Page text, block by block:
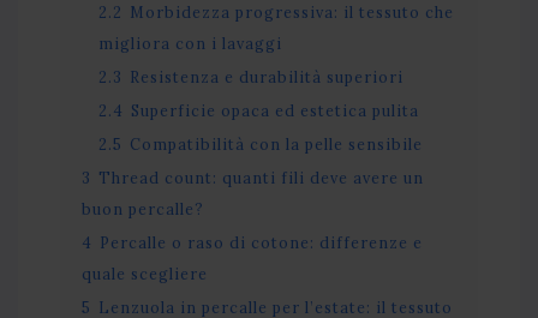
2.2 Morbidezza progressiva: il tessuto che
migliora con i lavaggi
2.3 Resistenza e durabilità superiori
2.4 Superficie opaca ed estetica pulita
2.5 Compatibilità con la pelle sensibile
3 Thread count: quanti fili deve avere un
buon percalle?
4 Percalle o raso di cotone: differenze e
quale scegliere
5 Lenzuola in percalle per l’estate: il tessuto